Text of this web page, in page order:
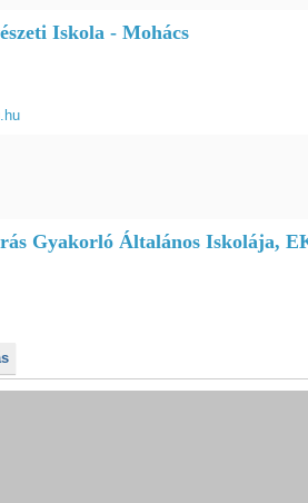
Iskola - Mohács
Gyakorló Általános Iskolája,